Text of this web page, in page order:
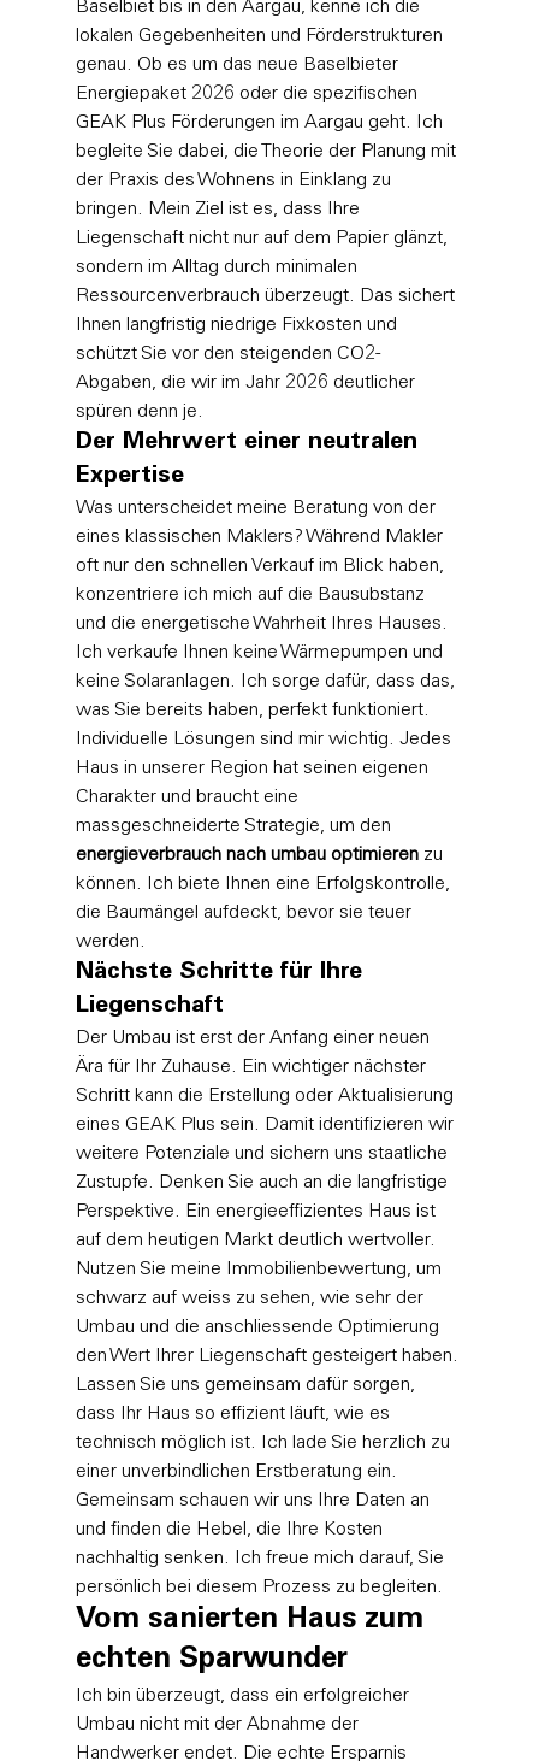
Baselbiet bis in den Aargau, kenne ich die
lokalen Gegebenheiten und Förderstrukturen
genau. Ob es um das neue Baselbieter
Energiepaket 2026 oder die spezifischen
GEAK Plus Förderungen im Aargau geht. Ich
begleite Sie dabei, die Theorie der Planung mit
der Praxis des Wohnens in Einklang zu
bringen. Mein Ziel ist es, dass Ihre
Liegenschaft nicht nur auf dem Papier glänzt,
sondern im Alltag durch minimalen
Ressourcenverbrauch überzeugt. Das sichert
Ihnen langfristig niedrige Fixkosten und
schützt Sie vor den steigenden CO2-
Abgaben, die wir im Jahr 2026 deutlicher
spüren denn je.
Der Mehrwert einer neutralen
Expertise
Was unterscheidet meine Beratung von der
eines klassischen Maklers? Während Makler
oft nur den schnellen Verkauf im Blick haben,
konzentriere ich mich auf die Bausubstanz
und die energetische Wahrheit Ihres Hauses.
Ich verkaufe Ihnen keine Wärmepumpen und
keine Solaranlagen. Ich sorge dafür, dass das,
was Sie bereits haben, perfekt funktioniert.
Individuelle Lösungen sind mir wichtig. Jedes
Haus in unserer Region hat seinen eigenen
Charakter und braucht eine
massgeschneiderte Strategie, um den
energieverbrauch nach umbau optimieren zu
können. Ich biete Ihnen eine Erfolgskontrolle,
die Baumängel aufdeckt, bevor sie teuer
werden.
Nächste Schritte für Ihre
Liegenschaft
Der Umbau ist erst der Anfang einer neuen
Ära für Ihr Zuhause. Ein wichtiger nächster
Schritt kann die Erstellung oder Aktualisierung
eines GEAK Plus sein. Damit identifizieren wir
weitere Potenziale und sichern uns staatliche
Zustupfe. Denken Sie auch an die langfristige
Perspektive. Ein energieeffizientes Haus ist
auf dem heutigen Markt deutlich wertvoller.
Nutzen Sie meine Immobilienbewertung, um
schwarz auf weiss zu sehen, wie sehr der
Umbau und die anschliessende Optimierung
den Wert Ihrer Liegenschaft gesteigert haben.
Lassen Sie uns gemeinsam dafür sorgen,
dass Ihr Haus so effizient läuft, wie es
technisch möglich ist. Ich lade Sie herzlich zu
einer unverbindlichen Erstberatung ein.
Gemeinsam schauen wir uns Ihre Daten an
und finden die Hebel, die Ihre Kosten
nachhaltig senken. Ich freue mich darauf, Sie
persönlich bei diesem Prozess zu begleiten.
Vom sanierten Haus zum
echten Sparwunder
Ich bin überzeugt, dass ein erfolgreicher
Umbau nicht mit der Abnahme der
Handwerker endet. Die echte Ersparnis